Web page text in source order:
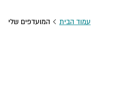
עמוד הבית המועדפים שלי